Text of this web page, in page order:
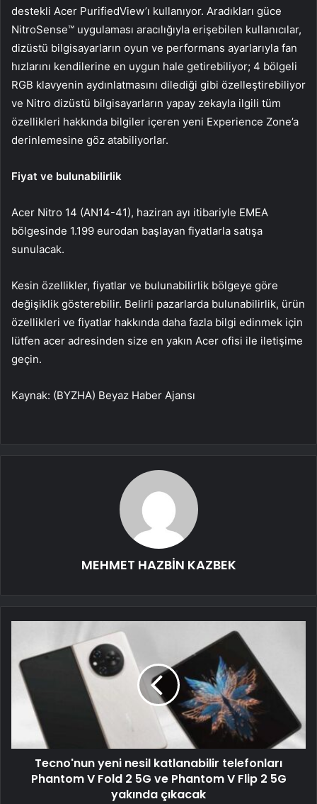
destekli Acer PurifiedView’ı kullanıyor. Aradıkları güce
NitroSense™ uygulaması aracılığıyla erişebilen kullanıcılar,
dizüstü bilgisayarların oyun ve performans ayarlarıyla fan
hızlarını kendilerine en uygun hale getirebiliyor; 4 bölgeli
RGB klavyenin aydınlatmasını dilediği gibi özelleştirebiliyor
ve Nitro dizüstü bilgisayarların yapay zekayla ilgili tüm
özellikleri hakkında bilgiler içeren yeni Experience Zone’a
derinlemesine göz atabiliyorlar.
Fiyat ve bulunabilirlik
Acer Nitro 14 (AN14-41), haziran ayı itibariyle EMEA
bölgesinde 1.199 eurodan başlayan fiyatlarla satışa
sunulacak.
Kesin özellikler, fiyatlar ve bulunabilirlik bölgeye göre
değişiklik gösterebilir. Belirli pazarlarda bulunabilirlik, ürün
özellikleri ve fiyatlar hakkında daha fazla bilgi edinmek için
lütfen acer adresinden size en yakın Acer ofisi ile iletişime
geçin.
Kaynak: (BYZHA) Beyaz Haber Ajansı
MEHMET HAZBİN KAZBEK
Tecno'nun yeni nesil katlanabilir telefonları
Phantom V Fold 2 5G ve Phantom V Flip 2 5G
yakında çıkacak